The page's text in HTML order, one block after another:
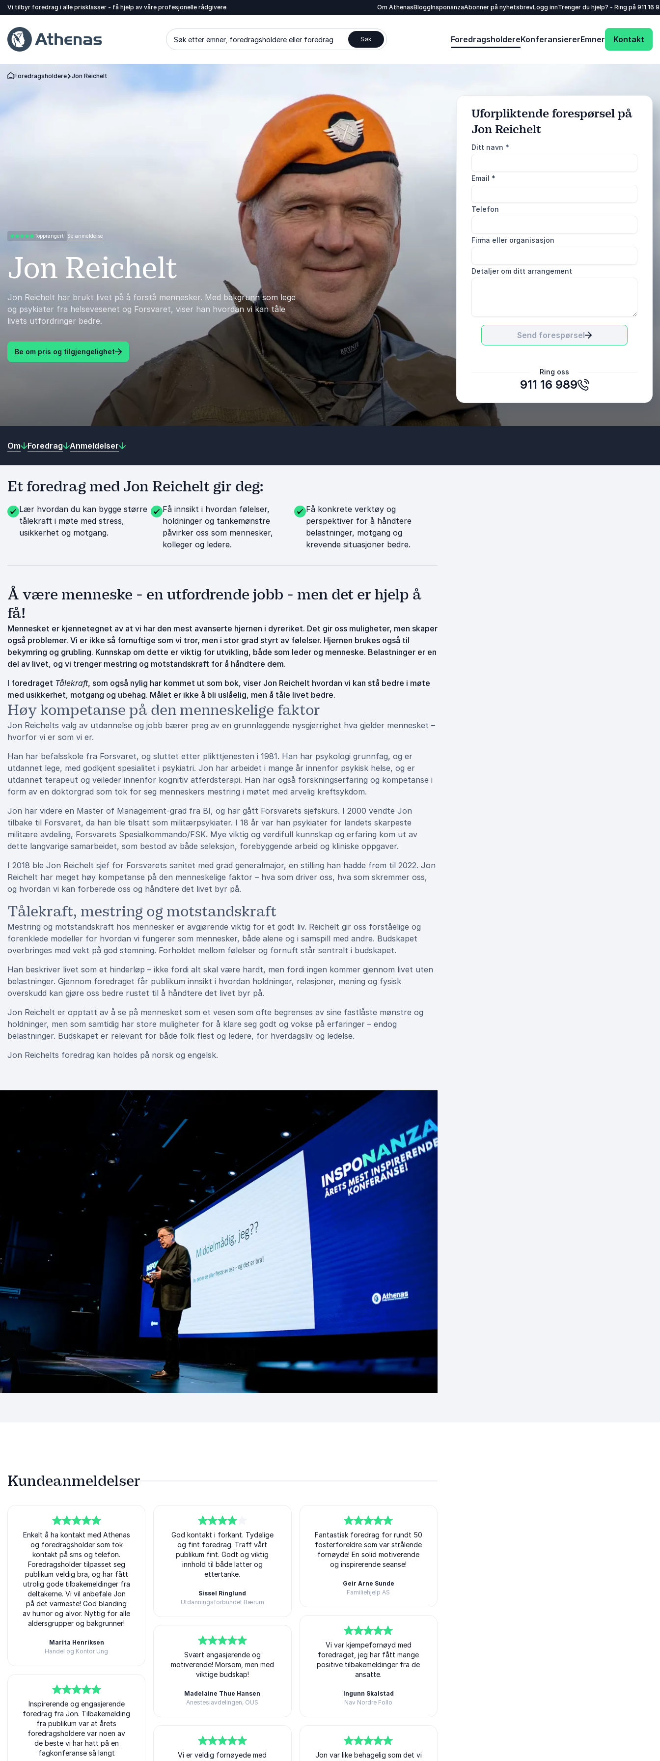
Vi tilbyr foredrag i alle prisklasser - få hjelp av våre profesjonelle rådgivere Om AthenasBloggInsponanzaAbonner på nyhetsbrevLogg innTrenger du hjelp? - Ring på 911 16
Søk etter emner, foredragsholdere eller foredrag Søk ForedragsholdereKonferansiererEmner Kontakt
Gå tilbake til startsiden
Foredragsholdere Jon Reichelt
Jon Reichelt
Jon Reichelt har brukt livet på å forstå mennesker. Med bakgrunn som lege
og psykiater fra helsevesenet og Forsvaret, viser han hvordan vi kan tåle
livets utfordringer bedre.
Be om pris og tilgjengelighet
4.97 av 5 Topprangert! Se anmeldelse
Uforpliktende forespørsel på
Jon Reichelt
Ditt navn *
Email *
Telefon
Firma eller organisasjon
Detaljer om ditt arrangement
Send forespørsel
Ring oss
911 16 989
Handel og Kontor Ung
Om Foredrag Anmeldelser
Et foredrag med Jon Reichelt gir deg:
Lær hvordan du kan bygge større
tålekraft i møte med stress,
usikkerhet og motgang.
Få innsikt i hvordan følelser,
holdninger og tankemønstre
påvirker oss som mennesker,
kolleger og ledere.
Få konkrete verktøy og
perspektiver for å håndtere
belastninger, motgang og
krevende situasjoner bedre.
Å være menneske - en utfordrende jobb - men det er hjelp å
få!
Mennesket er kjennetegnet av at vi har den mest avanserte hjernen i dyreriket. Det gir oss muligheter, men skaper
også problemer. Vi er ikke så fornuftige som vi tror, men i stor grad styrt av følelser. Hjernen brukes også til
bekymring og grubling. Kunnskap om dette er viktig for utvikling, både som leder og menneske. Belastninger er en
del av livet, og vi trenger mestring og motstandskraft for å håndtere dem.
I foredraget Tålekraft, som også nylig har kommet ut som bok, viser Jon Reichelt hvordan vi kan stå bedre i møte
med usikkerhet, motgang og ubehag. Målet er ikke å bli uslåelig, men å tåle livet bedre.
Høy kompetanse på den menneskelige faktor
Jon Reichelts valg av utdannelse og jobb bærer preg av en grunnleggende nysgjerrighet hva gjelder mennesket –
hvorfor vi er som vi er.
Han har befalsskole fra Forsvaret, og sluttet etter plikttjenesten i 1981. Han har psykologi grunnfag, og er
utdannet lege, med godkjent spesialitet i psykiatri. Jon har arbeidet i mange år innenfor psykisk helse, og er
utdannet terapeut og veileder innenfor kognitiv atferdsterapi. Han har også forskningserfaring og kompetanse i
form av en doktorgrad som tok for seg menneskers mestring i møtet med arvelig kreftsykdom.
Jon har videre en Master of Management-grad fra BI, og har gått Forsvarets sjefskurs. I 2000 vendte Jon
tilbake til Forsvaret, da han ble tilsatt som militærpsykiater. I 18 år var han psykiater for landets skarpeste
militære avdeling, Forsvarets Spesialkommando/FSK. Mye viktig og verdifull kunnskap og erfaring kom ut av
dette langvarige samarbeidet, som bestod av både seleksjon, forebyggende arbeid og kliniske oppgaver.
I 2018 ble Jon Reichelt sjef for Forsvarets sanitet med grad generalmajor, en stilling han hadde frem til 2022. Jon
Reichelt har meget høy kompetanse på den menneskelige faktor – hva som driver oss, hva som skremmer oss,
og hvordan vi kan forberede oss og håndtere det livet byr på.
Tålekraft, mestring og motstandskraft
Mestring og motstandskraft hos mennesker er avgjørende viktig for et godt liv. Reichelt gir oss forståelige og
forenklede modeller for hvordan vi fungerer som mennesker, både alene og i samspill med andre. Budskapet
overbringes med vekt på god stemning. Forholdet mellom følelser og fornuft står sentralt i budskapet.
Han beskriver livet som et hinderløp – ikke fordi alt skal være hardt, men fordi ingen kommer gjennom livet uten
belastninger. Gjennom foredraget får publikum innsikt i hvordan holdninger, relasjoner, mening og fysisk
overskudd kan gjøre oss bedre rustet til å håndtere det livet byr på.
Jon Reichelt er opptatt av å se på mennesket som et vesen som ofte begrenses av sine fastlåste mønstre og
holdninger, men som samtidig har store muligheter for å klare seg godt og vokse på erfaringer – endog
belastninger. Budskapet er relevant for både folk flest og ledere, for hverdagsliv og ledelse.
Jon Reichelts foredrag kan holdes på norsk og engelsk.
Kundeanmeldelser
5av5
Enkelt å ha kontakt med Athenas
og foredragsholder som tok
kontakt på sms og telefon.
Foredragsholder tilpasset seg
publikum veldig bra, og har fått
utrolig gode tilbakemeldinger fra
deltakerne. Vi vil anbefale Jon
på det varmeste! God blanding
av humor og alvor. Nyttig for alle
aldersgrupper og bakgrunner!
Marita Henriksen
Handel og Kontor Ung
av5
Inspirerende og engasjerende
foredrag fra Jon. Tilbakemelding
fra publikum var at årets
foredragsholdere var noen av
de beste vi har hatt på en
fagkonferanse så langt
4av 5
God kontakt i forkant. Tydelige
og fint foredrag. Traff vårt
publikum fint. Godt og viktig
innhold til både latter og
ettertanke.
Sissel Ringlund
Utdanningsforbundet Bærum
av5
Svært engasjerende og
motiverende! Morsom, men med
viktige budskap!
Madelaine Thue Hansen
Anestesiavdelingen, OUS
av5
Vi er veldig fornøyede med
5av5
Fantastisk foredrag for rundt 50
fosterforeldre som var strålende
fornøyde! En solid motiverende
og inspirerende seanse!
Geir Arne Sunde
Familiehjelp AS
av 5
Vi var kjempefornøyd med
foredraget, jeg har fått mange
positive tilbakemeldinger fra de
ansatte.
Ingunn Skalstad
Nav Nordre Follo
5av5
Jon var like behagelig som det vi